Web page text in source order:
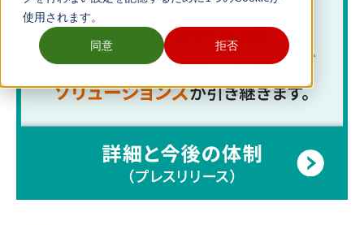
使用されます。
同意 拒否